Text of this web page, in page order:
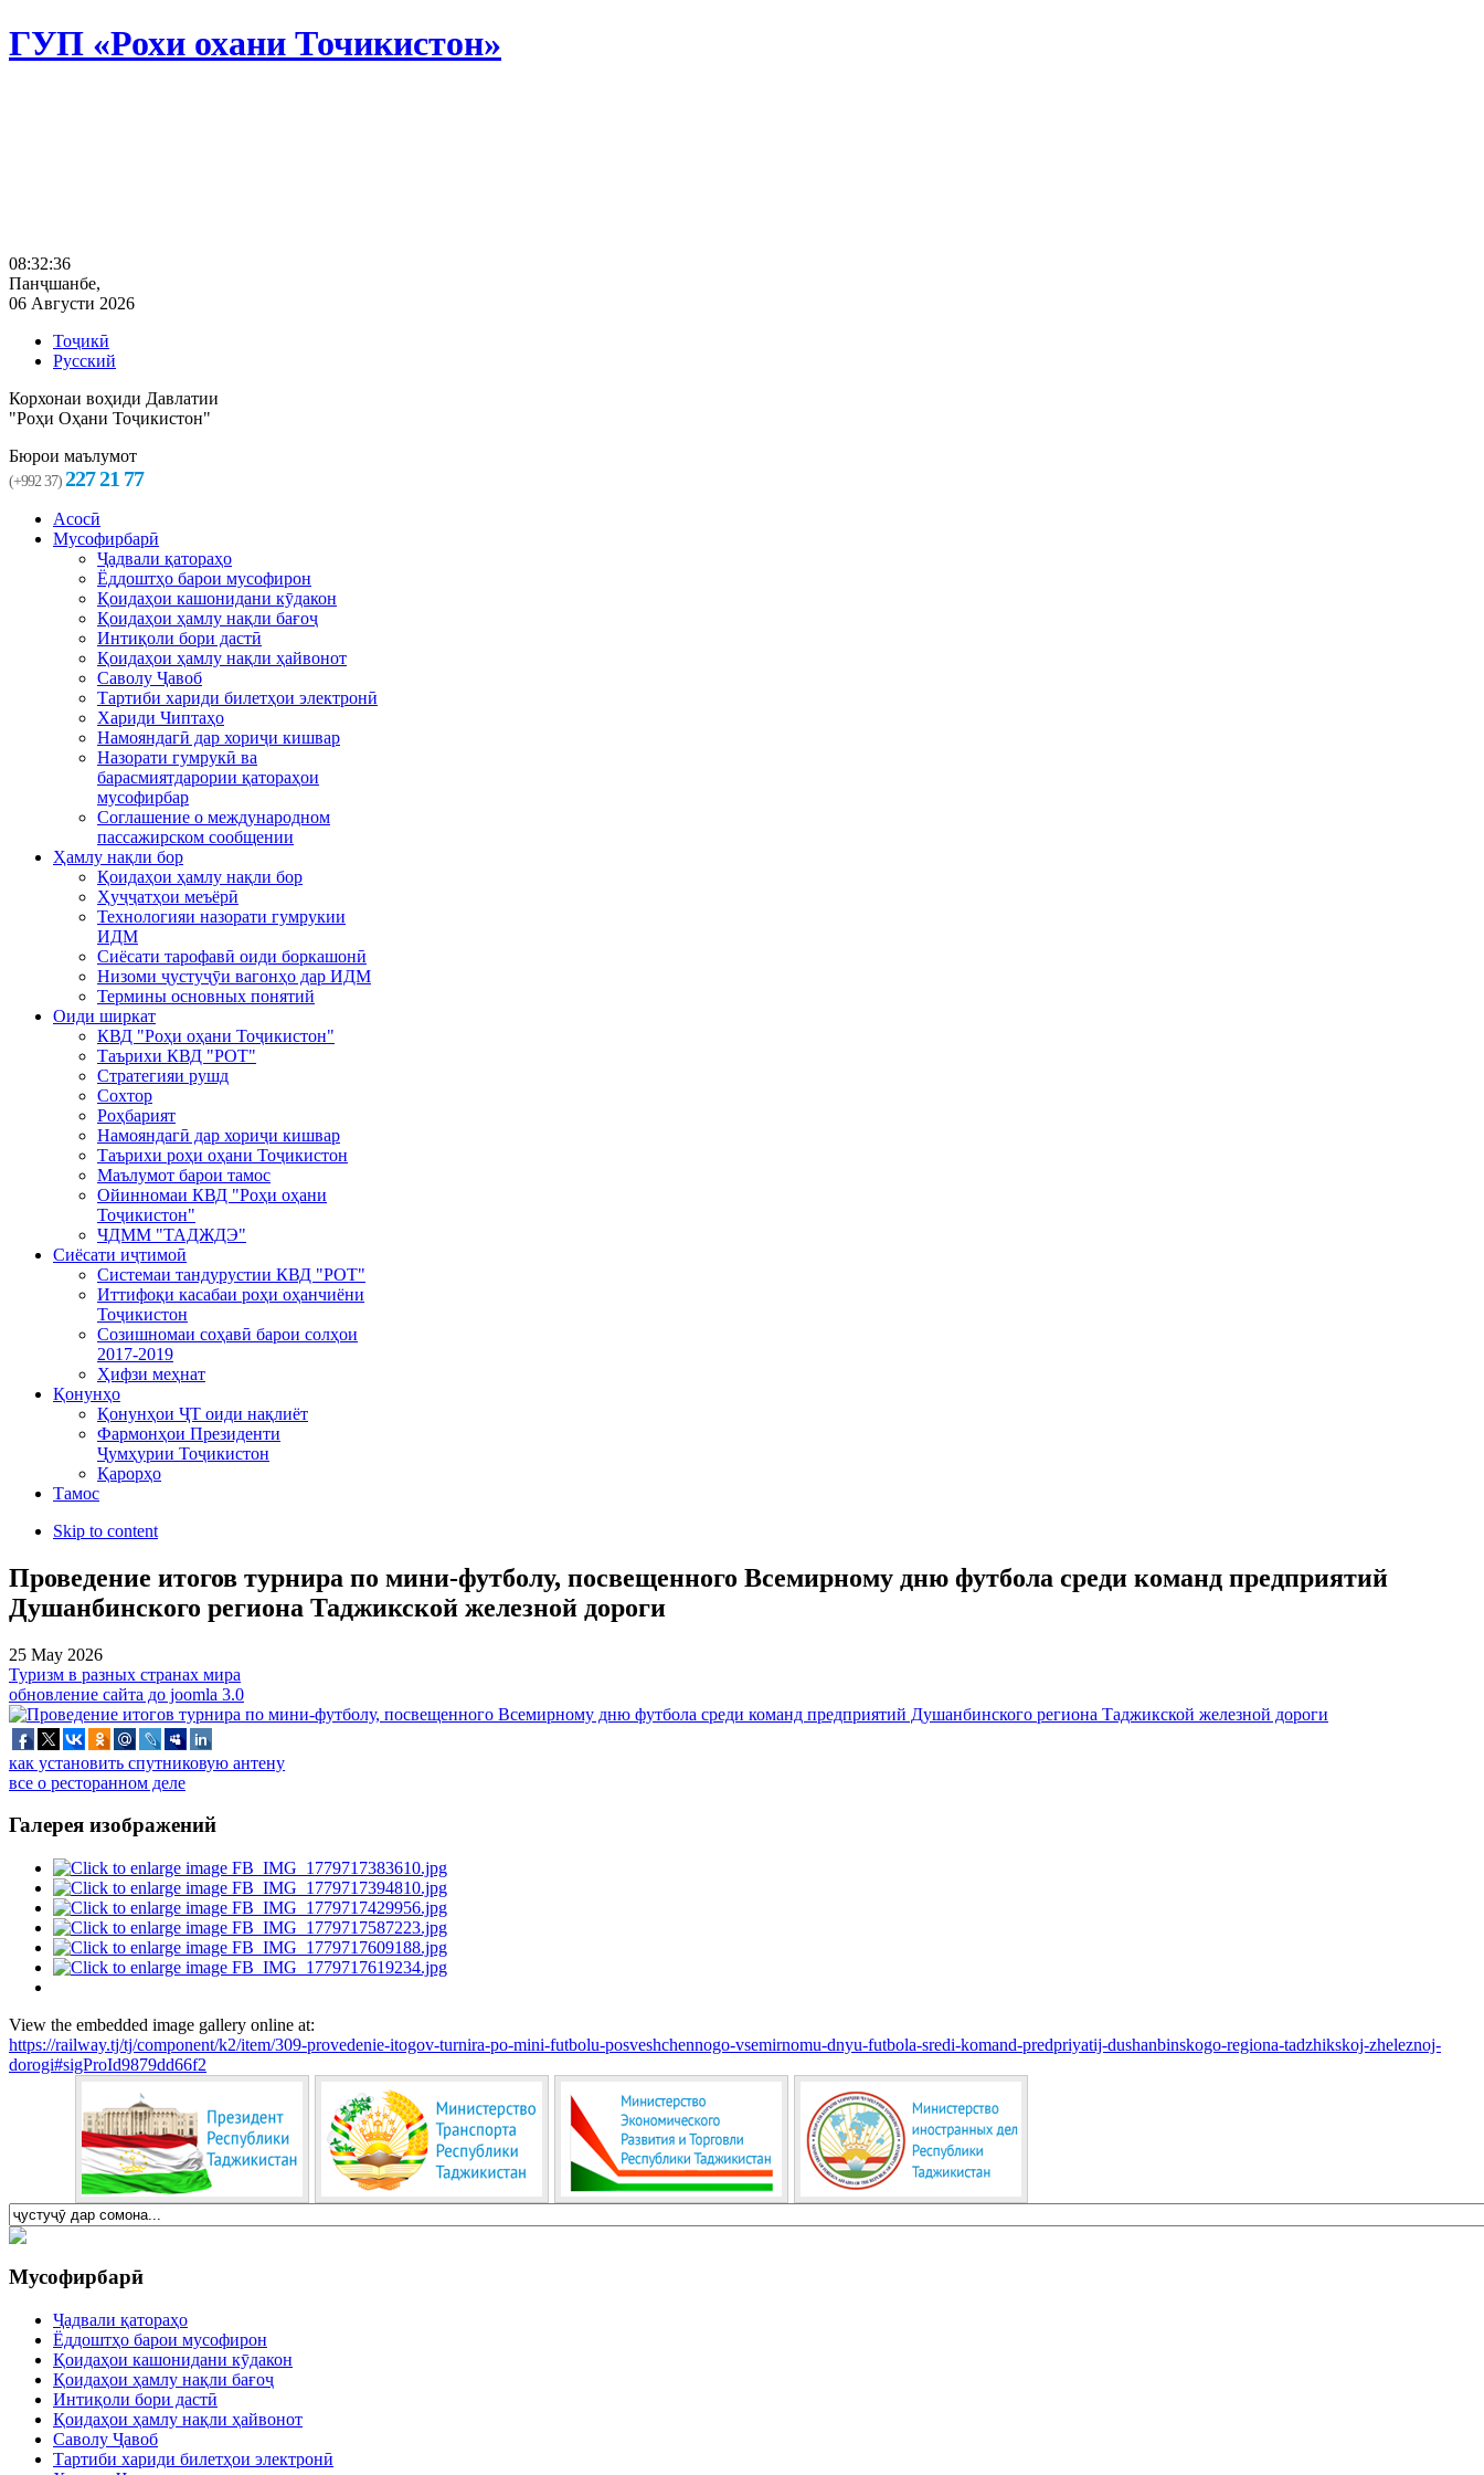
ГУП «Рохи охани Точикистон»
08:32:36
Панҷшанбе,
06 Августи 2026
Тоҷикӣ
Русский
Корхонаи воҳиди Давлатии
"Роҳи Оҳани Тоҷикистон"
Бюрои маълумот
(+992 37) 227 21 77
Асосӣ
Мусофирбарӣ
Ҷадвали қатораҳо
Ёддоштҳо барои мусофирон
Қоидаҳои кашонидани кӯдакон
Қоидаҳои ҳамлу нақли бағоҷ
Интиқоли бори дастӣ
Қоидаҳои ҳамлу нақли ҳайвонот
Саволу Ҷавоб
Тартиби хариди билетҳои электронӣ
Хариди Чиптаҳо
Намояндагӣ дар хориҷи кишвар
Назорати гумрукӣ ва
барасмиятдарории қатораҳои
мусофирбар
Соглашение о международном
пассажирском сообщении
Ҳамлу нақли бор
Қоидаҳои ҳамлу нақли бор
Ҳуҷҷатҳои меъёрӣ
Технологияи назорати гумрукии
ИДМ
Сиёсати тарофавӣ оиди боркашонӣ
Низоми ҷустуҷӯи вагонҳо дар ИДМ
Термины основных понятий
Оиди ширкат
КВД "Роҳи оҳани Тоҷикистон"
Таърихи КВД "РОТ"
Стратегияи рушд
Сохтор
Роҳбарият
Намояндагӣ дар хориҷи кишвар
Таърихи роҳи оҳани Тоҷикистон
Маълумот барои тамос
Ойинномаи КВД "Роҳи оҳани
Тоҷикистон"
ЧДММ "ТАДЖДЭ"
Сиёсати иҷтимоӣ
Системаи тандурустии КВД "РОТ"
Иттифоқи касабаи роҳи оҳанчиёни
Тоҷикистон
Созишномаи соҳавӣ барои солҳои
2017-2019
Ҳифзи меҳнат
Қонунҳо
Қонунҳои ҶТ оиди нақлиёт
Фармонҳои Президенти
Ҷумҳурии Тоҷикистон
Қарорҳо
Тамос
Skip to content
Проведение итогов турнира по мини-футболу, посвещенного Всемирному дню футбола среди команд предприятий
Душанбинского региона Таджикской железной дороги
25 May 2026
Туризм в разных странах мира
обновление сайта до joomla 3.0
как установить спутниковую антену
все о ресторанном деле
Галерея изображений
View the embedded image gallery online at:
https://railway.tj/tj/component/k2/item/309-provedenie-itogov-turnira-po-mini-futbolu-posveshchennogo-vsemirnomu-dnyu-futbola-sredi-komand-predpriyatij-dushanbinskogo-regiona-tadzhikskoj-zheleznoj-
dorogi#sigProId9879dd66f2
Мусофирбарӣ
Ҷадвали қатораҳо
Ёддоштҳо барои мусофирон
Қоидаҳои кашонидани кӯдакон
Қоидаҳои ҳамлу нақли бағоҷ
Интиқоли бори дастӣ
Қоидаҳои ҳамлу нақли ҳайвонот
Саволу Ҷавоб
Тартиби хариди билетҳои электронӣ